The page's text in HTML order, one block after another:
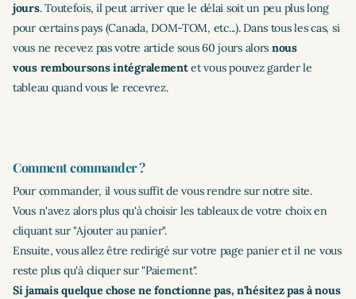
jours.Toutefois, il peut arriver que le délai soit un peu plus long
pour certains pays (Canada, DOM-TOM, etc...). Dans tous les cas, si
vous ne recevez pas votre article sous 60 jours alors nous
vous remboursons intégralementet vous pouvez garder le
tableau quand vous le recevrez.
Comment commander ?
Pour commander, il vous suffit de vous rendre sur notre site.
Vous n'avez alors plus qu'à choisir les tableaux de votre choix en
cliquant sur "Ajouter au panier".
Ensuite, vous allez être redirigé sur votre page panier et il ne vous
reste plus qu'à cliquer sur "Paiement".
Si jamais quelque chose ne fonctionne pas, n'hésitez pas à nous